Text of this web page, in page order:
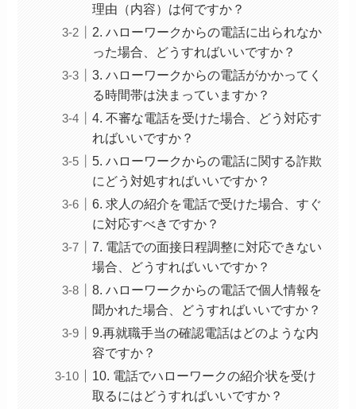
理由（内容）は何ですか？
2. ハローワークからの電話に出られなか
った場合、どうすればいいですか？
3. ハローワークからの電話がかかってく
る時間帯は決まっていますか？
4. 不審な電話を受けた場合、どう対応す
ればいいですか？
5. ハローワークからの電話に関する詐欺
にどう対処すればいいですか？
6. 求人の紹介を電話で受けた場合、すぐ
に対応すべきですか？
7. 電話での面接日程調整に対応できない
場合、どうすればいいですか？
8. ハローワークからの電話で個人情報を
聞かれた場合、どうすればいいですか？
9.再就職手当の確認電話はどのような内
容ですか？
10. 電話でハローワークの紹介状を受け
取るにはどうすればいいですか？